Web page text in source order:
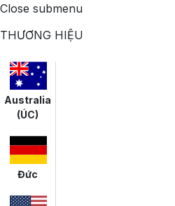
Close submenu
THƯƠNG HIỆU
Australia
(ÚC)
Đức